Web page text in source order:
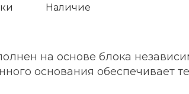
Наличие
на основе блока
основания обеспечивает